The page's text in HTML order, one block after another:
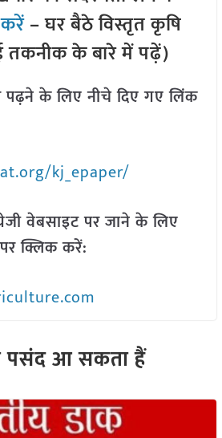
– घर बैठे विस्तृत कृषि
तकनीक के बारे में पढ़ें)
के लिए नीचे दिए गए लिंक
kj_epaper/
वेबसाइट पर जाने के लिए
क्लिक करें:
पसंद आ सकता हैं